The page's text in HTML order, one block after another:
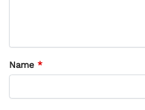
Name *